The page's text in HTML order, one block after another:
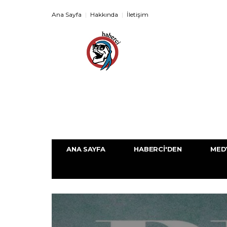
Ana Sayfa Hakkında İletişim
ANA SAYFA HABERCI'DEN